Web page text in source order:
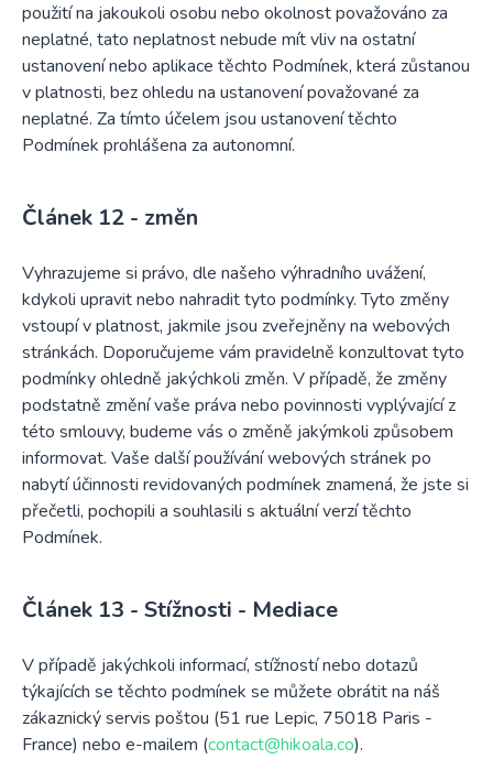
použití na jakoukoli osobu nebo okolnost považováno za
neplatné, tato neplatnost nebude mít vliv na ostatní
ustanovení nebo aplikace těchto Podmínek, která zůstanou
v platnosti, bez ohledu na ustanovení považované za
neplatné. Za tímto účelem jsou ustanovení těchto
Podmínek prohlášena za autonomní.
změn
Vyhrazujeme si právo, dle našeho výhradního uvážení,
kdykoli upravit nebo nahradit tyto podmínky. Tyto změny
vstoupí v platnost, jakmile jsou zveřejněny na webových
stránkách. Doporučujeme vám pravidelně konzultovat tyto
podmínky ohledně jakýchkoli změn. V případě, že změny
podstatně změní vaše práva nebo povinnosti vyplývající z
této smlouvy, budeme vás o změně jakýmkoli způsobem
informovat. Vaše další používání webových stránek po
nabytí účinnosti revidovaných podmínek znamená, že jste si
přečetli, pochopili a souhlasili s aktuální verzí těchto
Podmínek.
Stížnosti - Mediace
V případě jakýchkoli informací, stížností nebo dotazů
týkajících se těchto podmínek se můžete obrátit na náš
zákaznický servis poštou (51 rue Lepic, 75018 Paris -
France) nebo e-mailem (contact@hikoala.co).